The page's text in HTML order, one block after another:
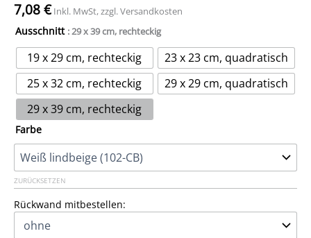
7,08€ Inkl. MwSt, zzgl. Versandkosten
Ausschnitt : 29 x 39 cm, rechteckig
19 x 29 cm, rechteckig
23 x 23 cm, quadratisch
25 x 32 cm, rechteckig
29 x 29 cm, quadratisch
29 x 39 cm, rechteckig
Farbe
ZURÜCKSETZEN
Rückwand mitbestellen: